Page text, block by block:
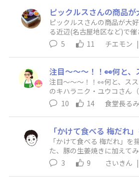
ピックルスさんの商品が大
る近辺(名古屋地区など)で
5
11 チエモン |
注目～～～！！👀何と、ス
のキハラニク・ユウコさん
くんもエントリー🙋ススム
はダウンロードしてご利用
10 14 食堂長る
「かけて食べる 梅だれ」
た、豚の生姜焼きに加えて
せてみたい。チーズのコク
は、ソース、ケチャップ、
3 9 さいきん |